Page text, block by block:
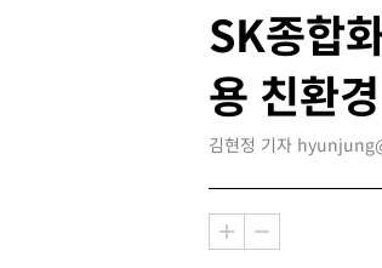
SK종합
용 친환
김현정 기자